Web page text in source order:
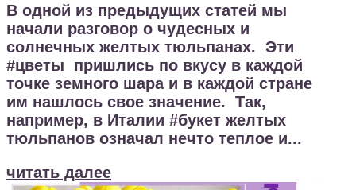
В одной из предыдущих статей мы
начали разговор о чудесных и
солнечных желтых тюльпанах. Эти
#цветы пришлись по вкусу в каждой
точке земного шара и в каждой стране
им нашлось свое значение. Так,
например, в Италии #букет желтых
тюльпанов означал нечто теплое и...
читать далее